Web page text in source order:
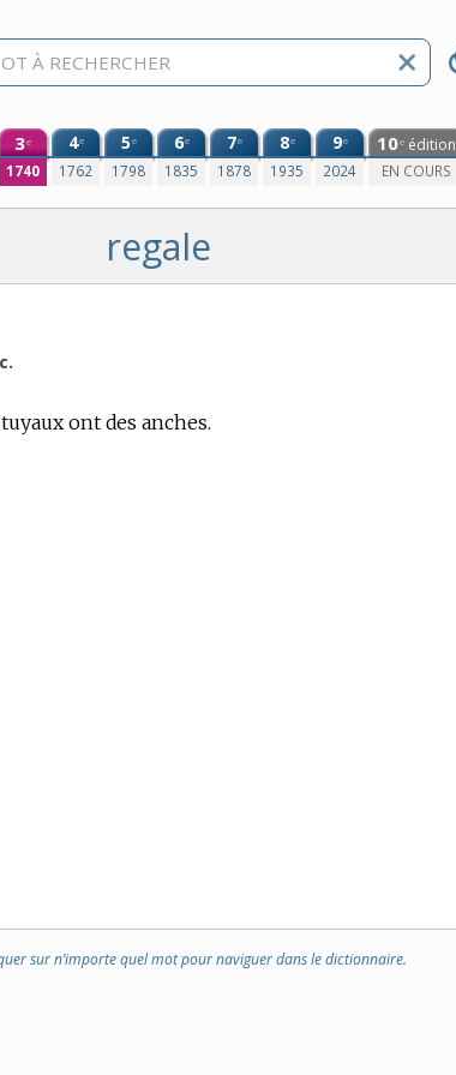
3e
1740
4e
1762
5e
1798
6e
1835
7e
1878
8e
1935
9e
2024
10e édition
EN COURS
regale
ont des anches.
sur n’importe quel mot pour naviguer dans le dictionnaire.